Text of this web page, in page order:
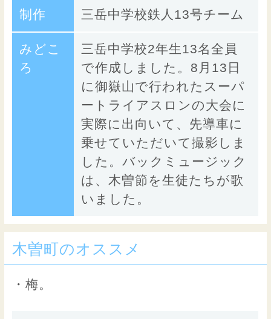
制作 三岳中学校鉄人13号チーム
みどこ
ろ
三岳中学校2年生13名全員
で作成しました。8月13日
に御嶽山で行われたスーパ
ートライアスロンの大会に
実際に出向いて、先導車に
乗せていただいて撮影しま
した。バックミュージック
は、木曽節を生徒たちが歌
いました。
木曽町のオススメ
・梅。